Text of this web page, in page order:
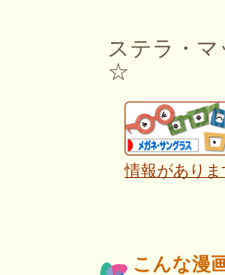
ステラ・
☆
情報がありま
こんな漫